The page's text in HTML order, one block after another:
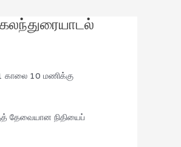
காலை 10 மணிக்கு
தேவையான நிதியைப்